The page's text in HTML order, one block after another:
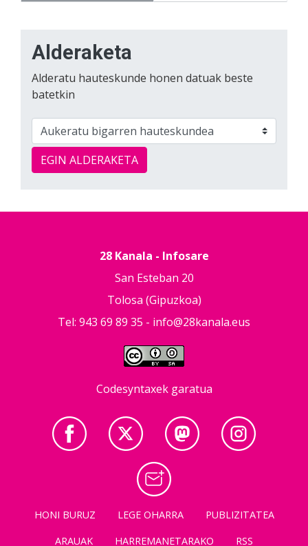
Alderaketa
Alderatu hauteskunde honen datuak beste
batetkin
EGIN ALDERAKETA
28 Kanala - Infosare
San Esteban 20
Tolosa (Gipuzkoa)
Tel: 943 69 89 35 - info@28kanala.eus
Codesyntaxek garatua
HONI BURUZ LEGE OHARRA
PUBLIZITATEA
ARAUAK
HARREMANETARAKO RSS